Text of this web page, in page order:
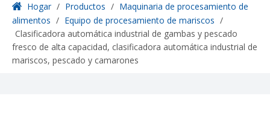
Hogar / Productos / Maquinaria de procesamiento de
alimentos / Equipo de procesamiento de mariscos /
Clasificadora automática industrial de gambas y pescado
fresco de alta capacidad, clasificadora automática industrial de
mariscos, pescado y camarones